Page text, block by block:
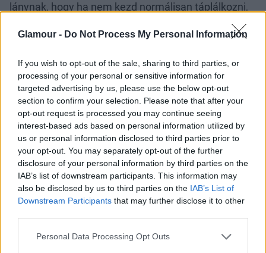
Glamour - Do Not Process My Personal Information
If you wish to opt-out of the sale, sharing to third parties, or
processing of your personal or sensitive information for
targeted advertising by us, please use the below opt-out
section to confirm your selection. Please note that after your
opt-out request is processed you may continue seeing
interest-based ads based on personal information utilized by
us or personal information disclosed to third parties prior to
your opt-out. You may separately opt-out of the further
disclosure of your personal information by third parties on the
IAB’s list of downstream participants. This information may
also be disclosed by us to third parties on the IAB’s List of
Downstream Participants that may further disclose it to other
Please note that this website/app uses one or more Google
Personal Data Processing Opt Outs
lánynak, hogy ha nem kezd normálisan táplálkozni,
az az egész életére kiható komoly egészségügyi
problémákat fog okozni.
data-instgrm-
permalink="https://www.instagram.com/p/BZUwWV-
h_Fd/" data-instgrm-version="8" style="
background:#FFF; border:0; border-radius:3px; box-
shadow:0 0 1px 0 rgba(0,0,0,0.5),0 1px 10px 0
rgba(0,0,0,0.15); margin: 1px; max-width:658px;
padding:0; width:99.375%; width:-webkit-calc(100% -
2px); width:calc(100% - 2px);">Oh heyMaggie
Greene(@maggieisgreene) által megosztott
bejegyzés, Szept 21., 2017, időpont: 6:08 (PDT
időzóna szerint)